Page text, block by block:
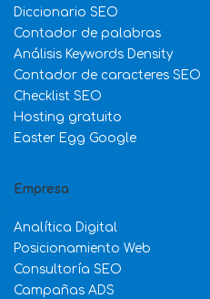
Diccionario SEO
Contador de palabras
Análisis Keywords Density
Contador de caracteres SEO
Checklist SEO
Hosting gratuito
Easter Egg Google
Empresa
Analítica Digital
Posicionamiento Web
Consultoría SEO
Campañas ADS